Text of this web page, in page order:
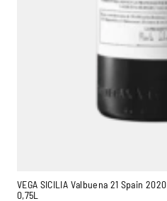
VEGA SICILIA Valbuena 21 Spain 2020
0,75L